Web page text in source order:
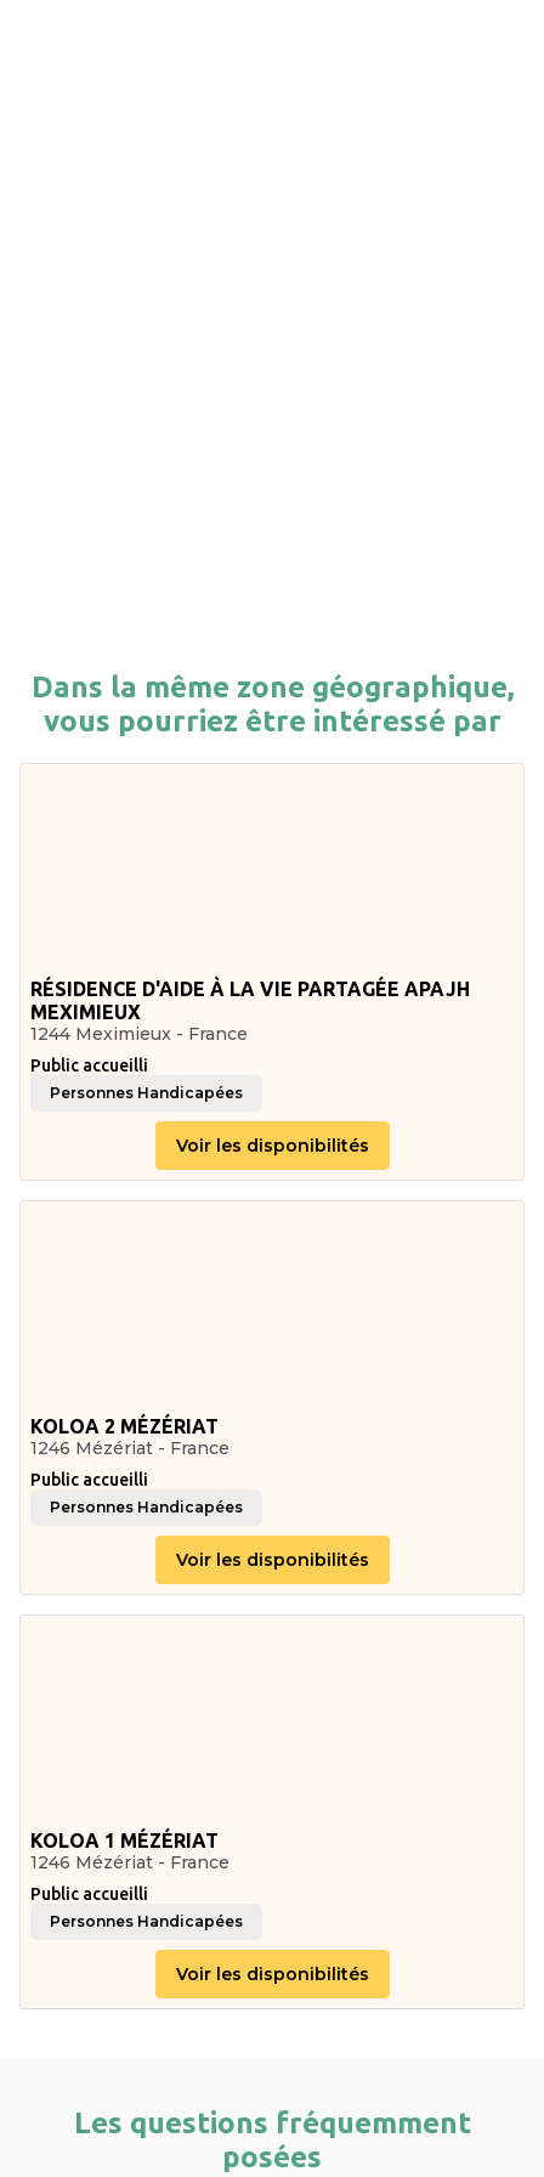
Dans la même zone géographique,
vous pourriez être intéressé par
RÉSIDENCE D'AIDE À LA VIE PARTAGÉE APAJH
MEXIMIEUX
1244 Meximieux - France
Public accueilli
Personnes Handicapées
Voir les disponibilités
KOLOA 2 MÉZÉRIAT
1246 Mézériat - France
Public accueilli
Personnes Handicapées
Voir les disponibilités
KOLOA 1 MÉZÉRIAT
1246 Mézériat - France
Public accueilli
Personnes Handicapées
Voir les disponibilités
Les questions fréquemment
posées